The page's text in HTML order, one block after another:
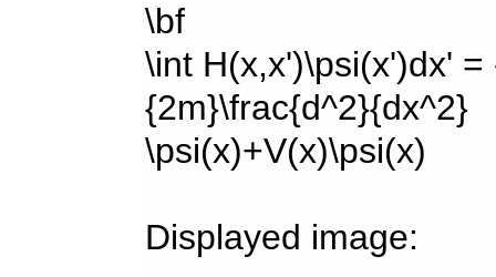
\bf
\int H(x,x')\psi(x')dx'
{2m}\frac{d^2}{dx^2}
\psi(x)+V(x)\psi(x)
Displayed image: